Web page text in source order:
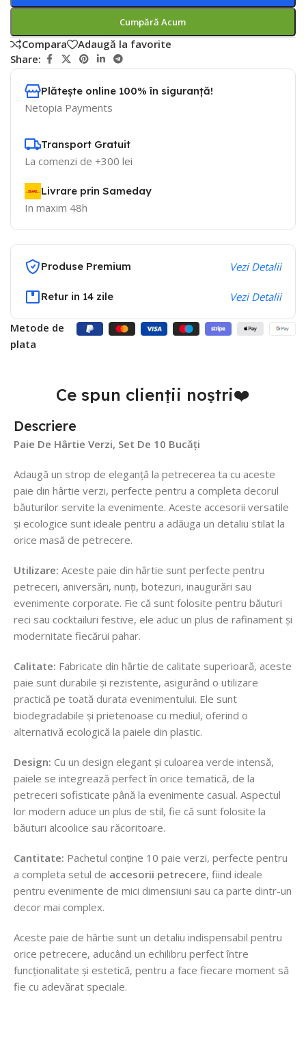
Cumpără Acum
Compara
Adaugă la favorite
Share:
Plătește online 100% în siguranță!
Netopia Payments
Transport Gratuit
La comenzi de +300 lei
Livrare prin Sameday
In maxim 48h
Produse Premium Vezi Detalii
Retur in 14 zile Vezi Detalii
Metode de
plata
Ce spun clienții noștri❤️
Descriere
Paie De Hârtie Verzi, Set De 10 Bucăți
Adaugă un strop de eleganță la petrecerea ta cu aceste
paie din hârtie verzi, perfecte pentru a completa decorul
băuturilor servite la evenimente. Aceste accesorii versatile
și ecologice sunt ideale pentru a adăuga un detaliu stilat la
orice masă de petrecere.
Utilizare: Aceste paie din hârtie sunt perfecte pentru
petreceri, aniversări, nunți, botezuri, inaugurări sau
evenimente corporate. Fie că sunt folosite pentru băuturi
reci sau cocktailuri festive, ele aduc un plus de rafinament și
modernitate fiecărui pahar.
Calitate: Fabricate din hârtie de calitate superioară, aceste
paie sunt durabile și rezistente, asigurând o utilizare
practică pe toată durata evenimentului. Ele sunt
biodegradabile și prietenoase cu mediul, oferind o
alternativă ecologică la paiele din plastic.
Design: Cu un design elegant și culoarea verde intensă,
paiele se integrează perfect în orice tematică, de la
petreceri sofisticate până la evenimente casual. Aspectul
lor modern aduce un plus de stil, fie că sunt folosite la
băuturi alcoolice sau răcoritoare.
Cantitate: Pachetul conține 10 paie verzi, perfecte pentru
a completa setul de accesorii petrecere, fiind ideale
pentru evenimente de mici dimensiuni sau ca parte dintr-un
decor mai complex.
Aceste paie de hârtie sunt un detaliu indispensabil pentru
orice petrecere, aducând un echilibru perfect între
funcționalitate și estetică, pentru a face fiecare moment să
fie cu adevărat speciale.